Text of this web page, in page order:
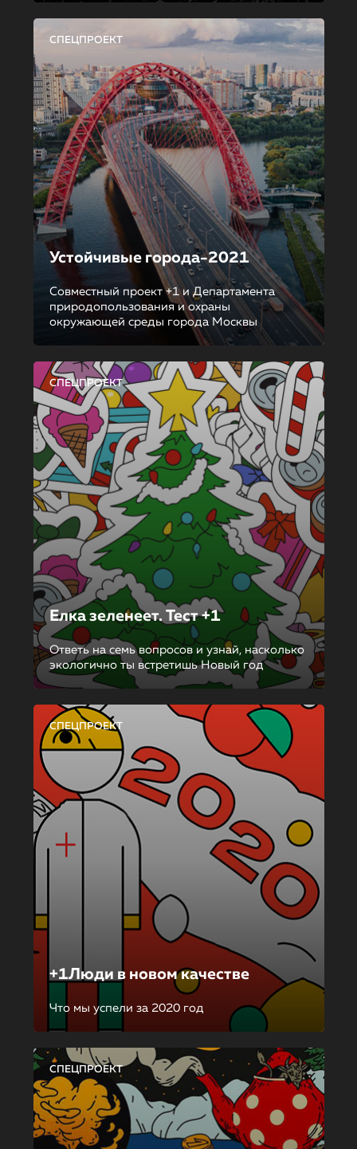
СПЕЦПРОЕКТ
Устойчивые города-2021
Совместный проект +1 и Департамента
природопользования и охраны
окружающей среды города Москвы
СПЕЦПРОЕКТ
Елка зеленеет. Тест +1
Ответь на семь вопросов и узнай, насколько
экологично ты встретишь Новый год
СПЕЦПРОЕКТ
+1Люди в новом качестве
Что мы успели за 2020 год
СПЕЦПРОЕКТ